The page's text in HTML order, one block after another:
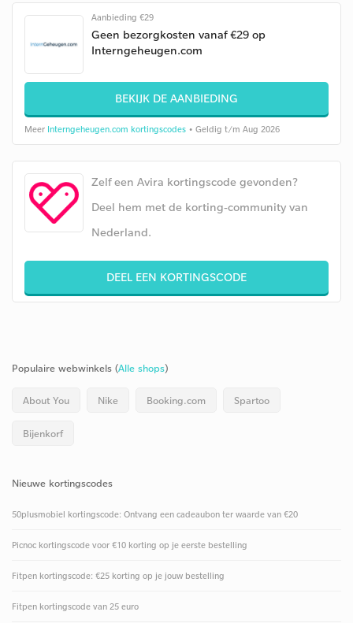
Aanbieding €29
Geen bezorgkosten vanaf €29 op
Interngeheugen.com
BEKIJK DE AANBIEDING
Meer Interngeheugen.com kortingscodes • Geldig t/m Aug 2026
Zelf een Avira kortingscode gevonden?
Deel hem met de korting-community van
Nederland.
DEEL EEN KORTINGSCODE
Populaire webwinkels (Alle shops)
About You Nike Booking.com Spartoo
Bijenkorf
Nieuwe kortingscodes
50plusmobiel kortingscode: Ontvang een cadeaubon ter waarde van €20
Picnoc kortingscode voor €10 korting op je eerste bestelling
Fitpen kortingscode: €25 korting op je jouw bestelling
Fitpen kortingscode van 25 euro